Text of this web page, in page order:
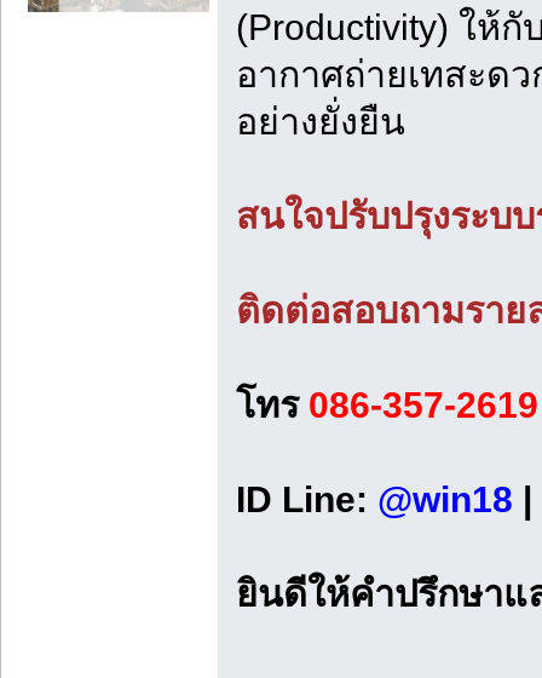
(Productivity) ให้
อากาศถ่ายเทสะด
อย่างยั่งยืน
สนใจปรับปรุงระบ
ติดต่อสอบถามราย
โทร 086-357-
ID Line: @win18
ยินดีให้คำปรึกษาแ